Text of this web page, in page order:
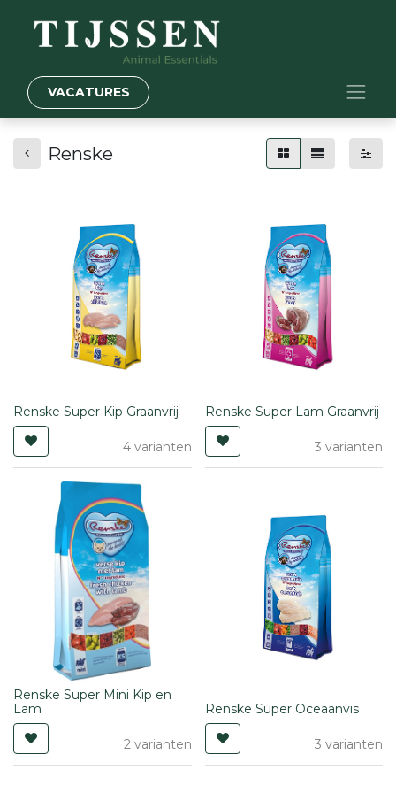
VACATURES
Renske
Renske Super Kip Graanvrij
4 varianten
Renske Super Lam Graanvrij
3 varianten
Renske Super Mini Kip en
Lam
2 varianten
Renske Super Oceaanvis
3 varianten